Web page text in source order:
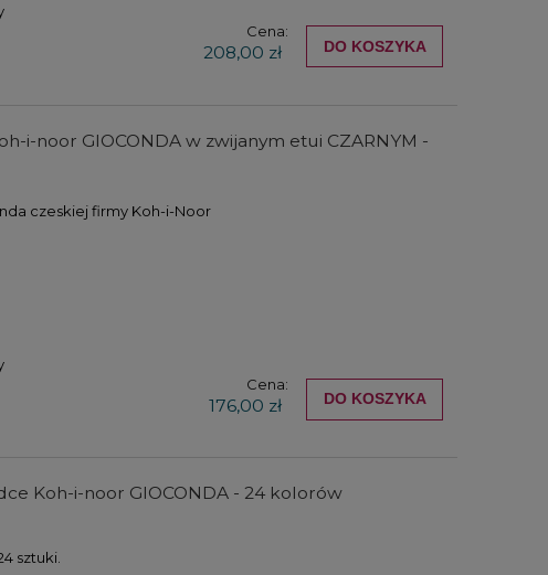
Cena:
208,00 zł DO KOSZYKA
i-noor GIOCONDA w zwijanym etui CZARNYM -
czeskiej firmy Koh-i-Noor
Cena:
176,00 zł DO KOSZYKA
Koh-i-noor GIOCONDA - 24 kolorów
sztuki.